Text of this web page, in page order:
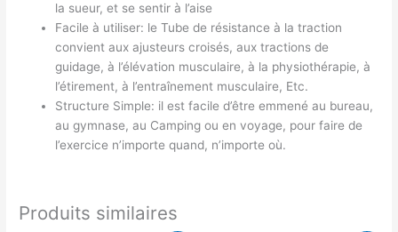
la sueur, et se sentir à l’aise
Facile à utiliser: le Tube de résistance à la traction
convient aux ajusteurs croisés, aux tractions de
guidage, à l’élévation musculaire, à la physiothérapie, à
l’étirement, à l’entraînement musculaire, Etc.
Structure Simple: il est facile d’être emmené au bureau,
au gymnase, au Camping ou en voyage, pour faire de
l’exercice n’importe quand, n’importe où.
Produits similaires